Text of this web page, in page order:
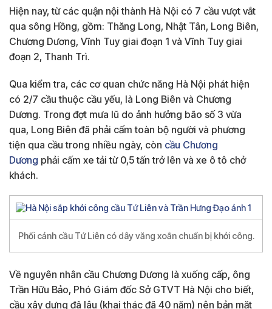
Hiện nay, từ các quận nội thành Hà Nội có 7 cầu vượt vắt
qua sông Hồng, gồm: Thăng Long, Nhật Tân, Long Biên,
Chương Dương, Vĩnh Tuy giai đoạn 1 và Vĩnh Tuy giai
đoạn 2, Thanh Trì.
Qua kiểm tra, các cơ quan chức năng Hà Nội phát hiện
có 2/7 cầu thuộc cầu yếu, là Long Biên và Chương
Dương. Trong đợt mưa lũ do ảnh hưởng bão số 3 vừa
qua, Long Biên đã phải cấm toàn bộ người và phương
tiện qua cầu trong nhiều ngày, còn cầu Chương
Dương phải cấm xe tải từ 0,5 tấn trở lên và xe ô tô chở
khách.
Phối cảnh cầu Tứ Liên có dây văng xoắn chuẩn bị khởi công.
Về nguyên nhân cầu Chương Dương là xuống cấp, ông
Trần Hữu Bảo, Phó Giám đốc Sở GTVT Hà Nội cho biết,
cầu xây dựng đã lâu (khai thác đã 40 năm) nên bản mặt